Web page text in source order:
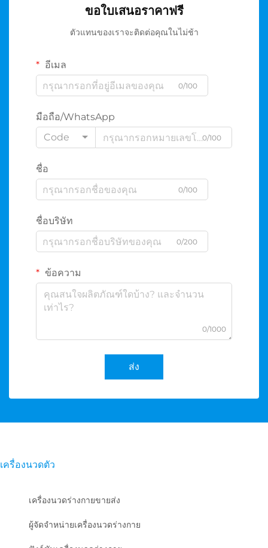
ขอใบเสนอราคาฟรี
ตัวแทนของเราจะติดต่อคุณในไม่ช้า
อีเมล
0/100
มือถือ/WhatsApp
Code
0/100
ชื่อ
0/100
ชื่อบริษัท
0/200
ข้อความ
0/1000
ส่ง
เครื่องนวดตัว
เครื่องนวดร่างกายขายส่ง
ผู้จัดจำหน่ายเครื่องนวดร่างกาย